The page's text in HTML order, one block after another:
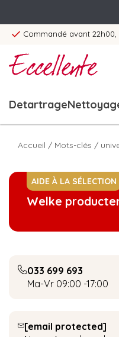
Commandé avant
Detartrage
Accueil / Mots-clés /
AIDE À LA SÉLECTION
Welke
033 699 693
Ma-Vr 09:00 -17:00
[email protected]